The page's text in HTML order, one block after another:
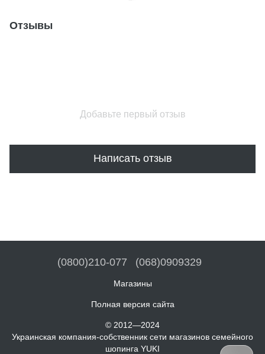
Отзывы
Добавьте первый отзыв
Написать отзыв
(0800)210-077 (068)0909329
Магазины
Полная версия сайта
© 2012—2024
Украинская компания-собственник сети магазинов семейного
шопинга YUKI